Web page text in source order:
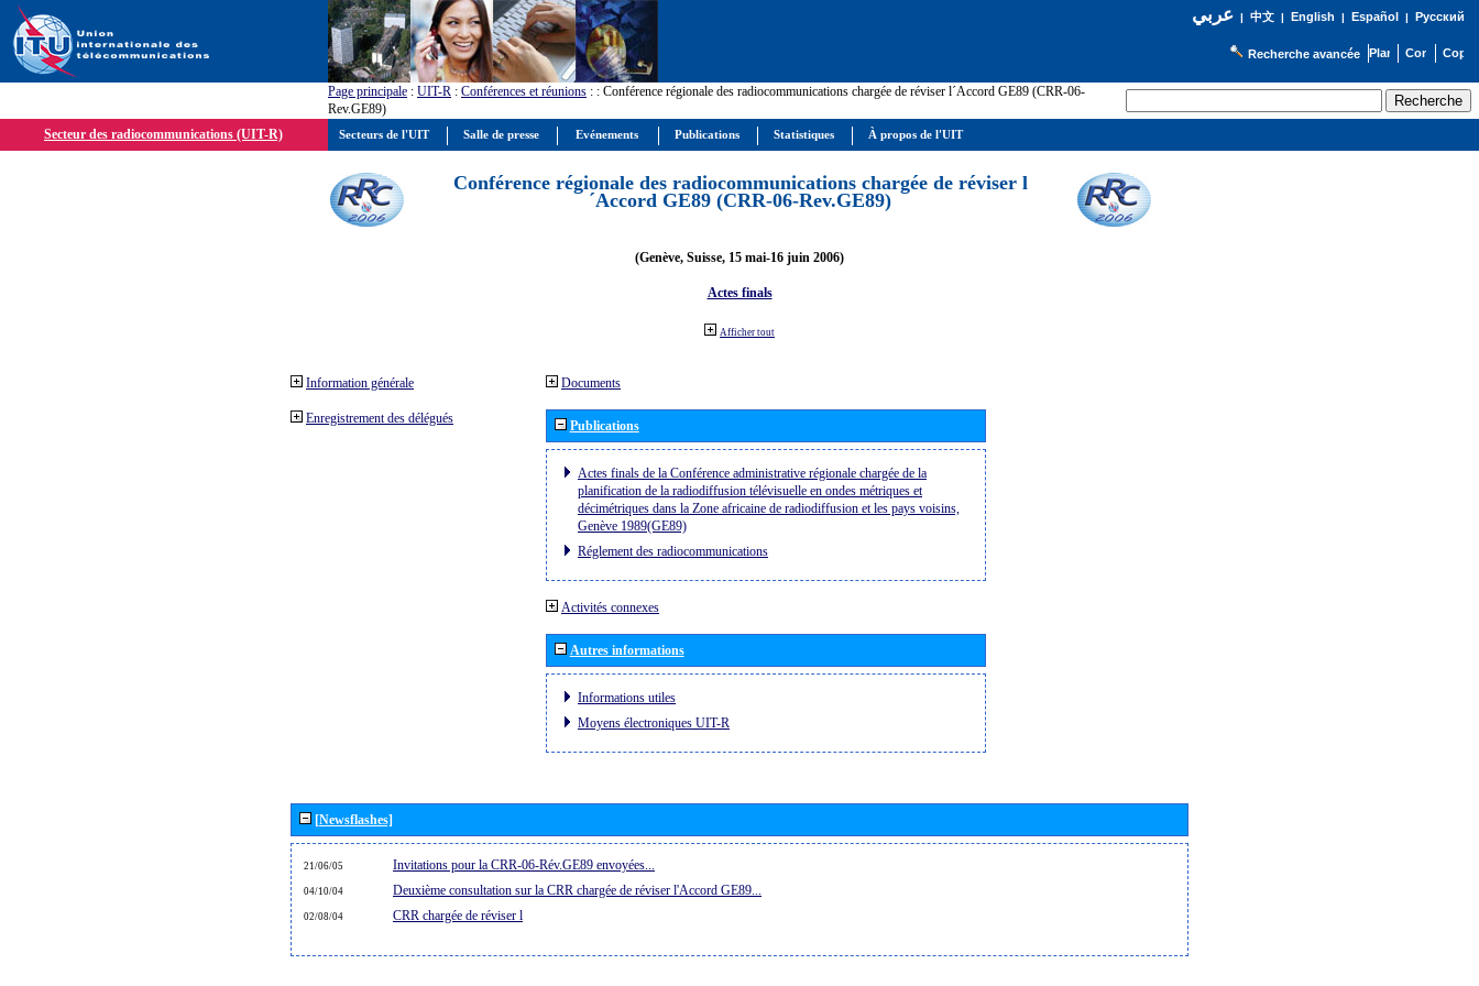
عربي| 中文| English | Español | Русский
Recherche avancée
Page principale : UIT-R : Conférences et réunions : : Conférence régionale des radiocommunications chargée de réviser l´Accord GE89 (CRR-06-
Rev.GE89)
Secteur des radiocommunications (UIT-R)
Conférence régionale des radiocommunications chargée de réviser l
´Accord GE89 (CRR-06-Rev.GE89)
(Genève, Suisse, 15 mai-16 juin 2006)
Actes finals
Afficher tout
Information générale
Enregistrement des délégués
Documents
Publications
Actes finals de la Conférence administrative régionale chargée de la
planification de la radiodiffusion télévisuelle en ondes métriques et
décimétriques dans la Zone africaine de radiodiffusion et les pays voisins,
Genève 1989(GE89)
Réglement des radiocommunications
Activités connexes
Autres informations
Informations utiles
Moyens électroniques UIT-R
[Newsflashes]
21/06/05 Invitations pour la CRR-06-Rév.GE89 envoyées...
04/10/04 Deuxième consultation sur la CRR chargée de réviser l'Accord GE89...
02/08/04 CRR chargée de réviser l
Secteurs de l'UIT Salle de presse Evénements Publications Statistiques À propos de l'UIT